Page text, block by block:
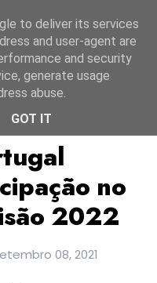
Da Canção 2022
no
2022
08, 2021
to deliver its services
and user-agent are
and security
generate usage
abuse.
GOT IT